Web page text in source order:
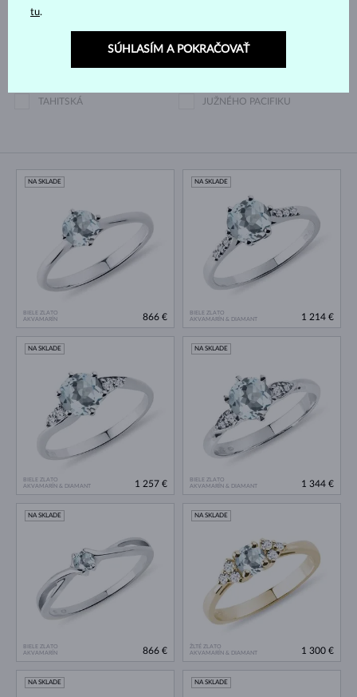
Druh perly
TAHITSKÁ JUŽNÉHO PACIFIKU
BIELE ZLATO
AKVAMARÍN
NA SKLADE
866 €
BIELE ZLATO
AKVAMARÍN & DIAMANT
NA SKLADE
1 214 €
BIELE ZLATO
AKVAMARÍN & DIAMANT
NA SKLADE
1 257 €
BIELE ZLATO
AKVAMARÍN & DIAMANT
NA SKLADE
1 344 €
BIELE ZLATO
AKVAMARÍN
NA SKLADE
866 €
ŽLTÉ ZLATO
AKVAMARÍN & DIAMANT
NA SKLADE
1 300 €
NA SKLADE NA SKLADE
tu.
SÚHLASÍM A POKRAČOVAŤ